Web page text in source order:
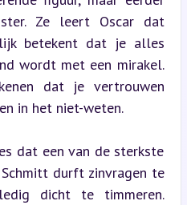
Ze leert Oscar dat
betekent dat je alles
wordt met een mirakel.
dat je vertrouwen
in het niet-weten.
dat een van de sterkste
durft zinvragen te
dicht te timmeren.